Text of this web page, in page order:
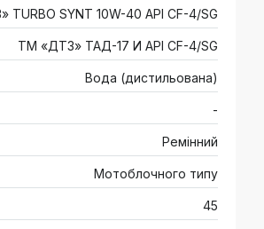
TURBO SYNT 10W-40 API CF-4/SG
ТМ «ДТЗ» ТАД-17 И API CF-4/SG
Вода (дистильована)
-
Ремінний
Мотоблочного типу
45